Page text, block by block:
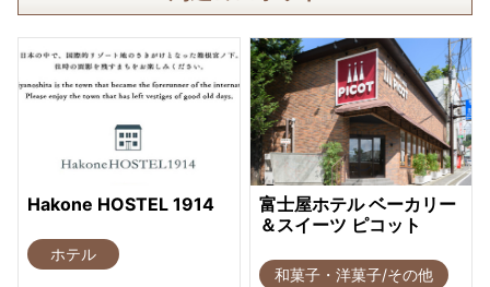
Hakone HOSTEL 1914
ホテル
富士屋ホテル ベーカリー
＆スイーツ ピコット
和菓子・洋菓子/その他